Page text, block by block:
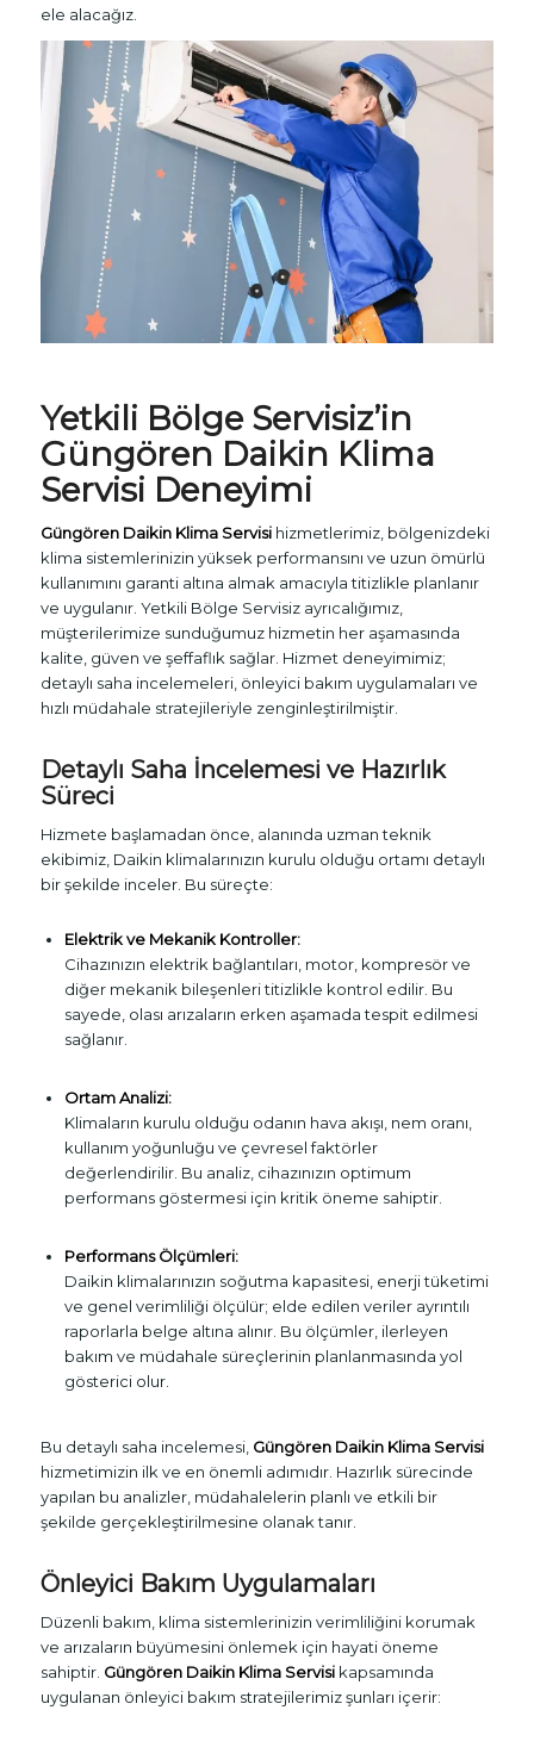
ele alacağız.
Yetkili Bölge Servisiz’in
Güngören Daikin Klima
Servisi Deneyimi
Güngören Daikin Klima Servisihizmetlerimiz, bölgenizdeki
klima sistemlerinizin yüksek performansını ve uzun ömürlü
kullanımını garanti altına almak amacıyla titizlikle planlanır
ve uygulanır. Yetkili Bölge Servisiz ayrıcalığımız,
müşterilerimize sunduğumuz hizmetin her aşamasında
kalite, güven ve şeffaflık sağlar. Hizmet deneyimimiz;
detaylı saha incelemeleri, önleyici bakım uygulamaları ve
hızlı müdahale stratejileriyle zenginleştirilmiştir.
Detaylı Saha İncelemesi ve Hazırlık
Süreci
Hizmete başlamadan önce, alanında uzman teknik
ekibimiz, Daikin klimalarınızın kurulu olduğu ortamı detaylı
bir şekilde inceler. Bu süreçte:
Elektrik ve Mekanik Kontroller:
Cihazınızın elektrik bağlantıları, motor, kompresör ve
diğer mekanik bileşenleri titizlikle kontrol edilir. Bu
sayede, olası arızaların erken aşamada tespit edilmesi
sağlanır.
Ortam Analizi:
Klimaların kurulu olduğu odanın hava akışı, nem oranı,
kullanım yoğunluğu ve çevresel faktörler
değerlendirilir. Bu analiz, cihazınızın optimum
performans göstermesi için kritik öneme sahiptir.
Performans Ölçümleri:
Daikin klimalarınızın soğutma kapasitesi, enerji tüketimi
ve genel verimliliği ölçülür; elde edilen veriler ayrıntılı
raporlarla belge altına alınır. Bu ölçümler, ilerleyen
bakım ve müdahale süreçlerinin planlanmasında yol
gösterici olur.
Bu detaylı saha incelemesi, Güngören Daikin Klima Servisi
hizmetimizin ilk ve en önemli adımıdır. Hazırlık sürecinde
yapılan bu analizler, müdahalelerin planlı ve etkili bir
şekilde gerçekleştirilmesine olanak tanır.
Önleyici Bakım Uygulamaları
Düzenli bakım, klima sistemlerinizin verimliliğini korumak
ve arızaların büyümesini önlemek için hayati öneme
sahiptir. Güngören Daikin Klima Servisikapsamında
uygulanan önleyici bakım stratejilerimiz şunları içerir: